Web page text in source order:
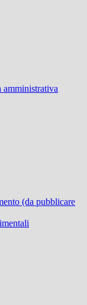
amministrativa
(da pubblicare